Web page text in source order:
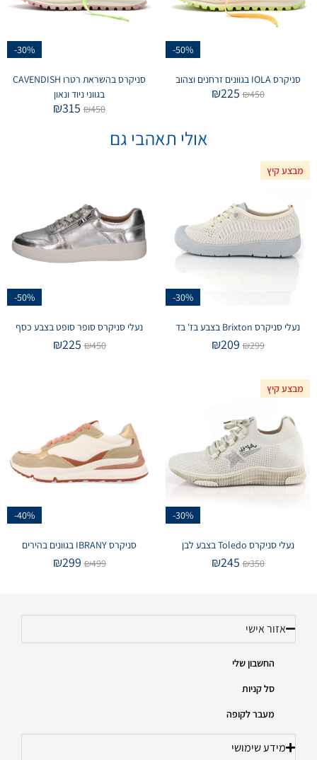
-50%
סניקרס IOLA בגוונים זרחנים וצהוב
₪450
₪225
-30%
סניקרס בהשראת רטרו CAVENDISH
בגווני ניוד ונאון
₪450
₪315
אולי תאהבי גם
מבצע קיץ
-30%
נעלי סניקרס Brixton בצבע בז' בד
₪299
₪209
-50%
נעלי סניקרס סופר סופט בצבע כסף
₪450
₪225
מבצע קיץ
-30%
נעלי סניקרס Toledo בצבע לבן
₪350
₪245
-40%
סניקרס IBRANY בגוונים בהירים
₪499
₪299
אזור אישי
החשבון שלי
סל קניות
מעבר לקופה
מידע שימושי